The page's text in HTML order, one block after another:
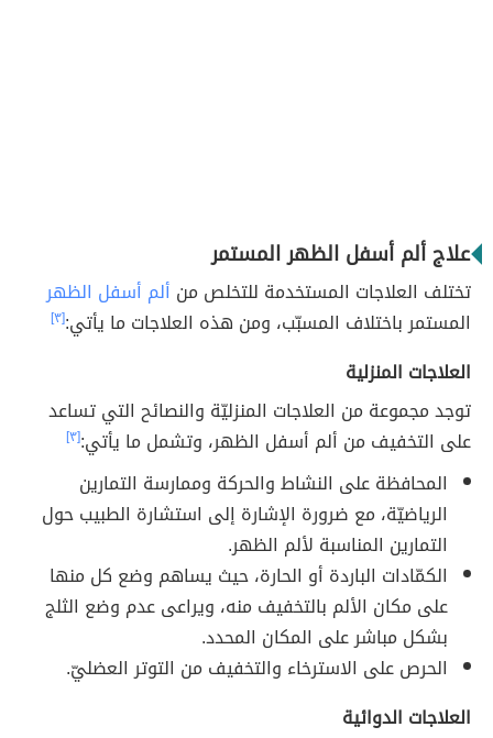
علاج ألم أسفل الظهر المستمر
تختلف العلاجات المستخدمة للتخلص من ألم أسفل الظهر
المستمر باختلاف المسبّب، ومن هذه العلاجات ما يأتي:[٣]
العلاجات المنزلية
توجد مجموعة من العلاجات المنزليّة والنصائح التي تساعد
على التخفيف من ألم أسفل الظهر، وتشمل ما يأتي:[٣]
المحافظة على النشاط والحركة وممارسة التمارين
الرياضيّة، مع ضرورة الإشارة إلى استشارة الطبيب حول
التمارين المناسبة لألم الظهر.
الكمّادات الباردة أو الحارة، حيث يساهم وضع كل منها
على مكان الألم بالتخفيف منه، ويراعى عدم وضع الثلج
بشكل مباشر على المكان المحدد.
الحرص على الاسترخاء والتخفيف من التوتر العضليّ.
العلاجات الدوائية